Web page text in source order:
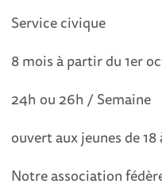
Service civique
8 mois à partir du 1er
24h ou 26h / Semaine
ouvert aux jeunes de 18
Notre association